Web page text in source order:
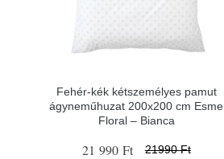
Fehér-kék kétszemélyes pamut
ágyneműhuzat 200x200 cm Esme
Floral – Bianca
21 990 Ft 21990 Ft